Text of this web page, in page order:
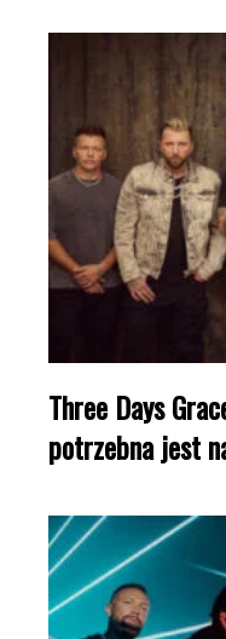
Three Days
potrzebna jest